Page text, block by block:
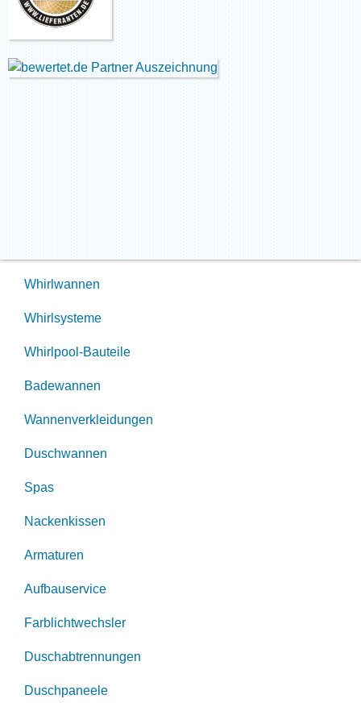
Whirlwannen
Whirlsysteme
Whirlpool-Bauteile
Badewannen
Wannenverkleidungen
Duschwannen
Spas
Nackenkissen
Armaturen
Aufbauservice
Farblichtwechsler
Duschabtrennungen
Duschpaneele